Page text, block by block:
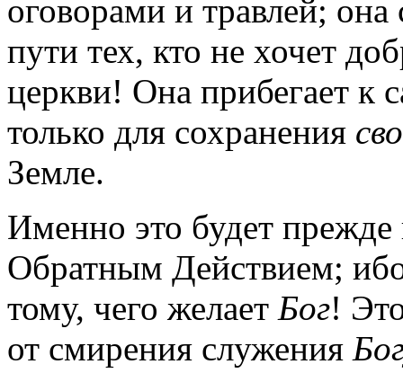
оговорами и травлей; она
пути тех, кто не хочет
церкви! Она прибегает к
только для сохранения
Земле.
Именно это будет прежде
Обратным Действием;
тому, чего желает Бог!
от смирения служения